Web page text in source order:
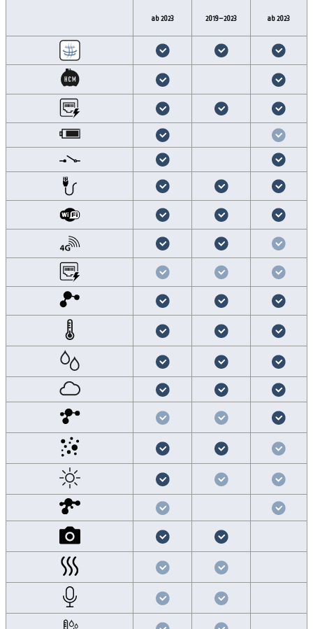
ab 2023 2019–2023 ab 2023